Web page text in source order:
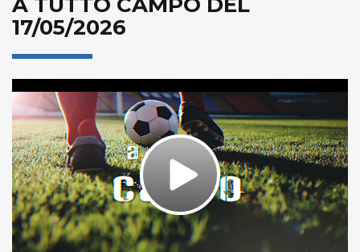
17/05/2026
Play
Video